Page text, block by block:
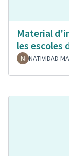
Material
les escoles
NATIVIDAD